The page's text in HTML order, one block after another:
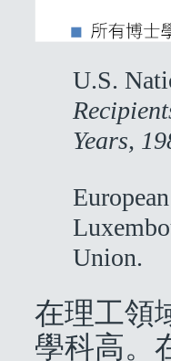
U.S.
Years,
在理工領
學科高。